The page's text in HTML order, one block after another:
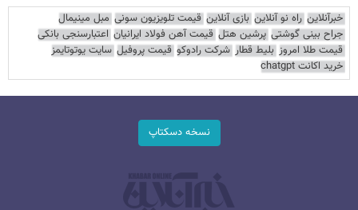
خبرآنلاین راه نو آنلاین بازی آنلاین قیمت تلویزیون سونی مبل مینیمال
جراح بینی گوشتی پرشین هتل قیمت آهن فولاد ایرانیان اعتبارسنجی بانکی
قیمت طلا امروز بلیط قطار شرکت رادوکو قیمت پروفیل سایت یوتوتایمز
خرید اکانت chatgpt
نسخه دسکتاپ